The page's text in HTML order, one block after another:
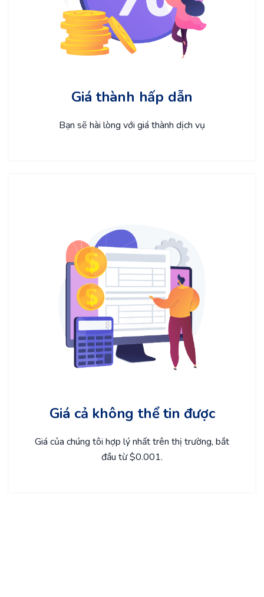
Giá thành hấp dẫn
Bạn sẽ hài lòng với giá thành dịch vụ
Giá cả không thể tin được
Giá của chúng tôi hợp lý nhất trên thị trường, bắt
đầu từ $0.001.